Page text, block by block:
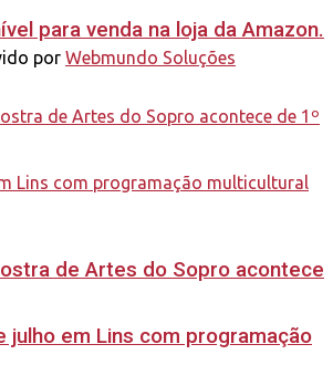
para venda na loja da Amazon.
de Artes do Sopro acontece
julho em Lins com programação
por Webmundo Soluções